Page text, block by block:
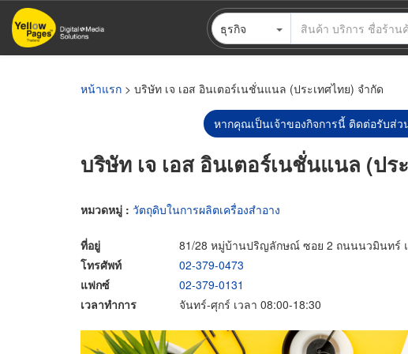
ข้าม
ไป
ธุรกิจ
หน้าแรก > บริษัท เจ เอส อินเตอร์เนชั่นแนล (ประเทศไทย) จำกัด
หากคุณเป็นเจ้าของกิจการนี้ ติดต่อรับส่ว
บริษัท เจ เอส อินเตอร์เนชั่นแนล (ปร
หมวดหมู่ : วัตถุดิบในการผลิตเครื่องสำอาง
ที่อยู่
81/28 หมู่บ้านปริญลักษณ์ ซอย 2 ถนนนวมินทร์
โทรศัพท์
02-379-0473
แฟกซ์
02-379-0131
เวลาทำการ
จันทร์-ศุกร์ เวลา 08:00-18:30